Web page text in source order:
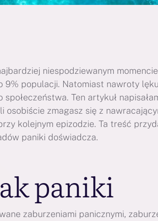
niespodziewanym
9% populacji. Natomiast nawroty
Ten artykuł
osobiście zmagasz się z
kolejnym epizodzie. Ta treść
paniki doświadcza.
paniki
zaburzeniami panicznymi,